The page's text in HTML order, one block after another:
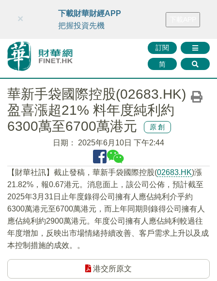
財華智庫網 FINTV FINMETA 財華證券 媒體矩陣
訂閱
简
×
下載財華財經APP
把握投資先機
華新手袋國際控股(02683.HK)
盈喜漲超21% 料年度純利約
6300萬至6700萬港元
原創
日期： 2025年6月10日 下午2:44
【財華社訊】截止發稿，華新手袋國際控股(02683.HK)漲
21.82%，報0.67港元。消息面上，該公司公佈，預計截至
2025年3月31日止年度錄得公司擁有人應佔純利介乎約
6300萬港元至6700萬港元，而上年同期則錄得公司擁有人
應佔純利約2900萬港元。年度公司擁有人應佔純利較過往
年度增加，反映出市場情緒持續改善、客戶需求上升以及成
本控制措施的成效。。
港交所原文